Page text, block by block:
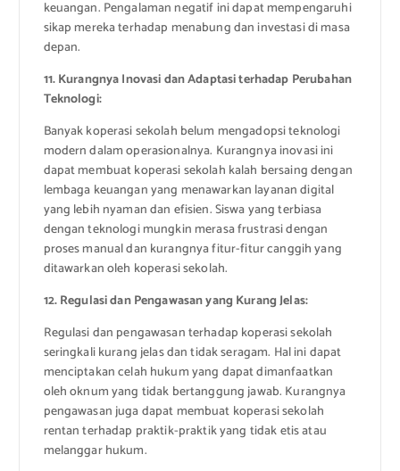
keuangan. Pengalaman negatif ini dapat mempengaruhi
sikap mereka terhadap menabung dan investasi di masa
depan.
11. Kurangnya Inovasi dan Adaptasi terhadap Perubahan
Teknologi:
Banyak koperasi sekolah belum mengadopsi teknologi
modern dalam operasionalnya. Kurangnya inovasi ini
dapat membuat koperasi sekolah kalah bersaing dengan
lembaga keuangan yang menawarkan layanan digital
yang lebih nyaman dan efisien. Siswa yang terbiasa
dengan teknologi mungkin merasa frustrasi dengan
proses manual dan kurangnya fitur-fitur canggih yang
ditawarkan oleh koperasi sekolah.
12. Regulasi dan Pengawasan yang Kurang Jelas:
Regulasi dan pengawasan terhadap koperasi sekolah
seringkali kurang jelas dan tidak seragam. Hal ini dapat
menciptakan celah hukum yang dapat dimanfaatkan
oleh oknum yang tidak bertanggung jawab. Kurangnya
pengawasan juga dapat membuat koperasi sekolah
rentan terhadap praktik-praktik yang tidak etis atau
melanggar hukum.